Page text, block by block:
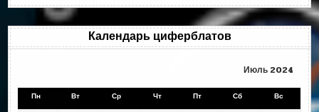
месяцам
Календарь циферблатов
Июль 2024
Пн Вт Ср Чт Пт Сб Вс